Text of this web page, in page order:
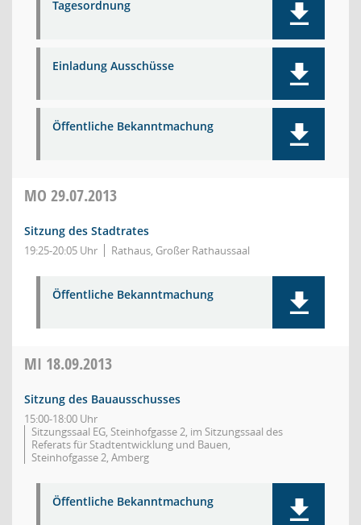
Tagesordnung
Einladung Ausschüsse
Öffentliche Bekanntmachung
MO 29.07.2013
Sitzung des Stadtrates
19:25-20:05 Uhr Rathaus, Großer Rathaussaal
Öffentliche Bekanntmachung
MI 18.09.2013
Sitzung des Bauausschusses
15:00-18:00 Uhr
Sitzungssaal EG, Steinhofgasse 2, im Sitzungssaal des
Referats für Stadtentwicklung und Bauen,
Steinhofgasse 2, Amberg
Öffentliche Bekanntmachung